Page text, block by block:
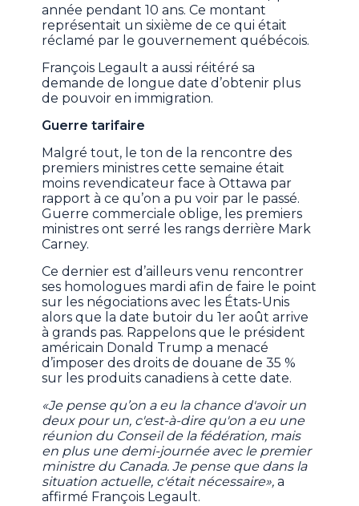
année pendant 10 ans. Ce montant
représentait un sixième de ce qui était
réclamé par le gouvernement québécois.
François Legault a aussi réitéré sa
demande de longue date d’obtenir plus
de pouvoir en immigration.
Guerre tarifaire
Malgré tout, le ton de la rencontre des
premiers ministres cette semaine était
moins revendicateur face à Ottawa par
rapport à ce qu’on a pu voir par le passé.
Guerre commerciale oblige, les premiers
ministres ont serré les rangs derrière Mark
Carney.
Ce dernier est d’ailleurs venu rencontrer
ses homologues mardi afin de faire le point
sur les négociations avec les États-Unis
alors que la date butoir du 1er août arrive
à grands pas. Rappelons que le président
américain Donald Trump a menacé
d’imposer des droits de douane de 35 %
sur les produits canadiens à cette date.
«Je pense qu’on a eu la chance d'avoir un
deux pour un, c'est-à-dire qu'on a eu une
réunion du Conseil de la fédération, mais
en plus une demi-journée avec le premier
ministre du Canada. Je pense que dans la
situation actuelle, c'était nécessaire»,a
affirmé François Legault.